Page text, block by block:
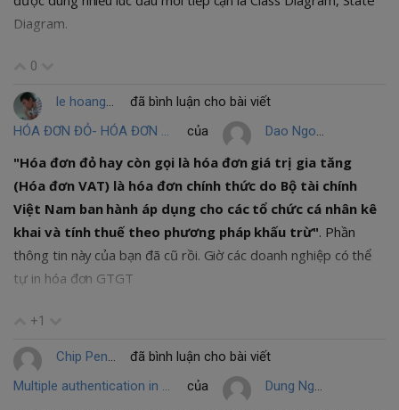
Diagram.
0
le hoang dieu
đã bình luận cho bài viết
HÓA ĐƠN ĐỎ- HÓA ĐƠN VAT- HÓA ĐƠN GIÁ TRỊ GIA TĂNG
của Dao Ngoc Thuy
"Hóa đơn đỏ hay còn gọi là hóa đơn giá trị gia tăng
(Hóa đơn VAT) là hóa đơn chính thức do Bộ tài chính
Việt Nam ban hành áp dụng cho các tổ chức cá nhân kê
khai và tính thuế theo phương pháp khấu trừ". Phần
thông tin này của bạn đã cũ rồi. Giờ các doanh nghiệp có thể
tự in hóa đơn GTGT
+1
Chip PenguinBlue
đã bình luận cho bài viết
Multiple authentication in Laravel 5.2
của Dung Nguyen Quang